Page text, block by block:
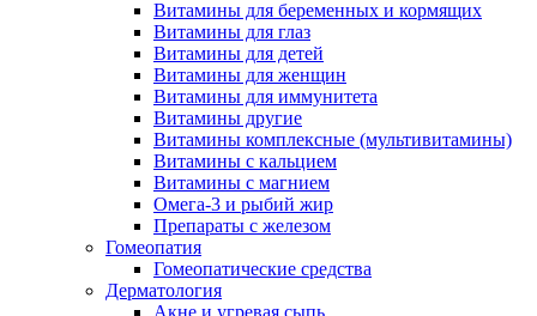
Витамины для беременных и кормящих
Витамины для глаз
Витамины для детей
Витамины для женщин
Витамины для иммунитета
Витамины другие
Витамины комплексные (мультивитамины)
Витамины с кальцием
Витамины с магнием
Омега-3 и рыбий жир
Препараты с железом
Гомеопатия
Гомеопатические средства
Дерматология
Акне и угревая сыпь